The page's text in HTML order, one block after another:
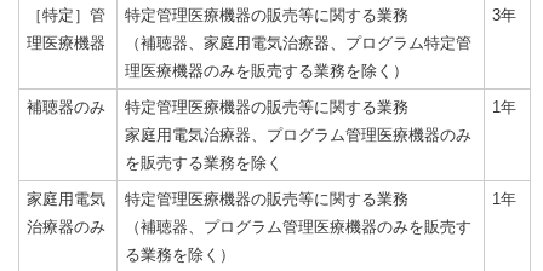
［特定］管
理医療機器
特定管理医療機器の販売等に関する業務
（補聴器、家庭用電気治療器、プログラム特定管
理医療機器のみを販売する業務を除く）
3年
補聴器のみ
特定管理医療機器の販売等に関する業務
家庭用電気治療器、プログラム管理医療機器のみ
を販売する業務を除く
1年
家庭用電気
治療器のみ
特定管理医療機器の販売等に関する業務
（補聴器、プログラム管理医療機器のみを販売す
る業務を除く）
1年